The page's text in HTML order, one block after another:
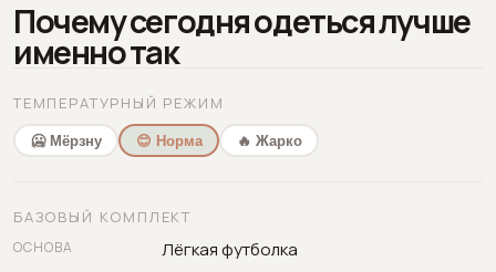
Почему сегодня одеться лучше
именно так
ТЕМПЕРАТУРНЫЙ РЕЖИМ
🥶 Мёрзну 😊 Норма 🔥 Жарко
БАЗОВЫЙ КОМПЛЕКТ
ОСНОВА Лёгкая футболка